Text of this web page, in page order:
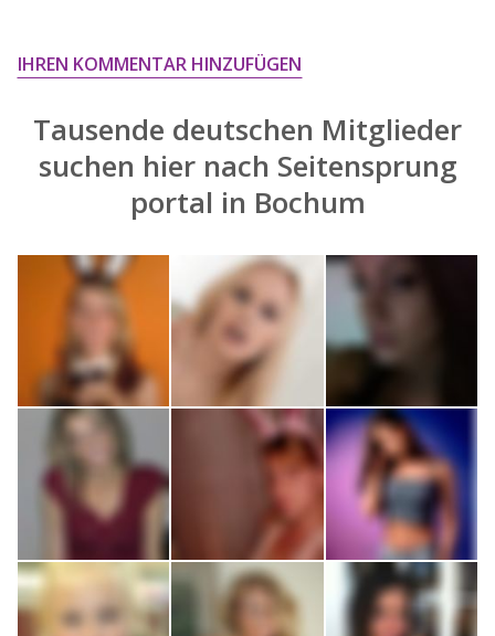
IHREN KOMMENTAR HINZUFÜGEN
Tausende deutschen Mitglieder
suchen hier nach Seitensprung
portal in Bochum